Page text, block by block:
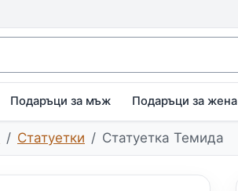
Подаръци за мъж Подаръци за жена
Статуетки Статуетка Темида